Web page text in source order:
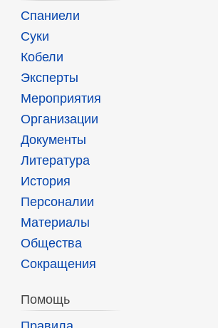
Спаниели
Суки
Кобели
Эксперты
Мероприятия
Организации
Документы
Литература
История
Персоналии
Материалы
Общества
Сокращения
Помощь